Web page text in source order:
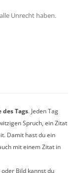
Unrecht haben.
des Tags. Jeden Tag
Spruch, ein Zitat
Damit hast du ein
mit einem Zitat in
Bild kannst du